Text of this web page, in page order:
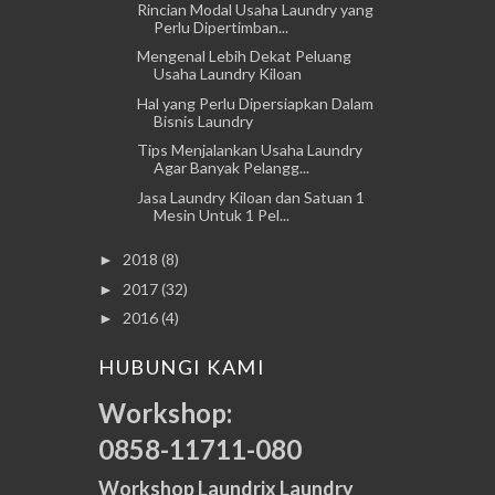
Rincian Modal Usaha Laundry yang
Perlu Dipertimban...
Mengenal Lebih Dekat Peluang
Usaha Laundry Kiloan
Hal yang Perlu Dipersiapkan Dalam
Bisnis Laundry
Tips Menjalankan Usaha Laundry
Agar Banyak Pelangg...
Jasa Laundry Kiloan dan Satuan 1
Mesin Untuk 1 Pel...
► 2018 (8)
► 2017(32)
► 2016(4)
HUBUNGI KAMI
Workshop:
0858-11711-080
Workshop Laundrix Laundry